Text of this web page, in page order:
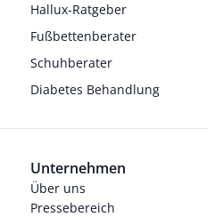
Hallux-Ratgeber
Fußbettenberater
Schuhberater
Diabetes Behandlung
Unternehmen
Über uns
Pressebereich